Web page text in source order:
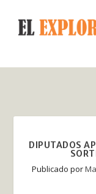
DIPUTADOS
Publicado por